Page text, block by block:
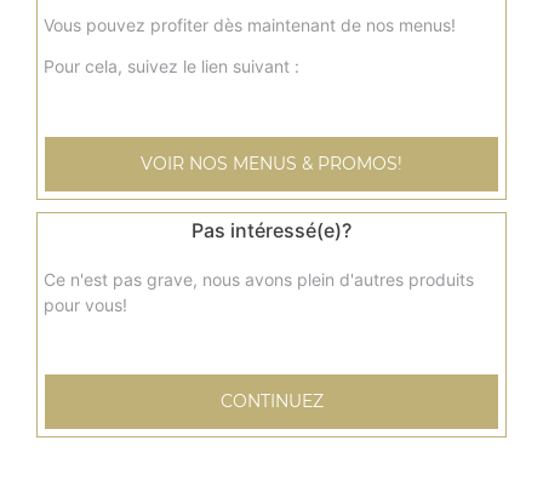
aubergines
7.00€
Menu sandwich mexico
boisson 33 cl
10.00€
Vous pouvez profiter dès maintenant de nos menus!
Pour cela, suivez le lien suivant :
VOIR NOS MENUS & PROMOS!
Pas intéressé(e)?
Ce n'est pas grave, nous avons plein d'autres produits
pour vous!
CONTINUEZ